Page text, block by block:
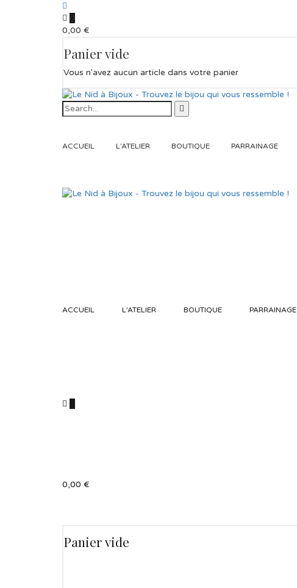
0
0,00 €
Panier vide
Vous n'avez aucun article dans votre panier
ACCUEIL L’ATELIER BOUTIQUE PARRAINAGE
ACCUEIL L’ATELIER BOUTIQUE PARRAINAGE
0,00 €
Panier vide